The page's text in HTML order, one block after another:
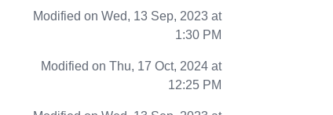
Modified on Wed, 13 Sep, 2023 at
1:30 PM
Modified on Thu, 17 Oct, 2024 at
12:25 PM